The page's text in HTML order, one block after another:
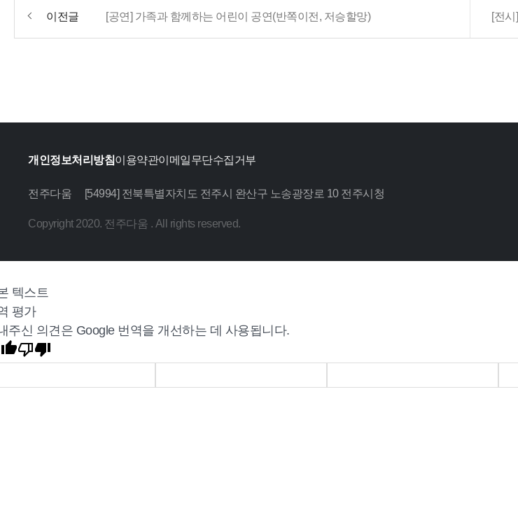
이전글 [공연] 가족과 함께하는 어린이 공연(반쪽이전, 저승할망) [전
개인정보처리방침이용약관이메일무단수집거부
전주다움 [54994] 전북특별자치도 전주시 완산구 노송광장로 10 전주시청
Copyright 2020. 전주다움 . All rights reserved.
텍스트
평가
주신 의견은 Google 번역을 개선하는 데 사용됩니다.